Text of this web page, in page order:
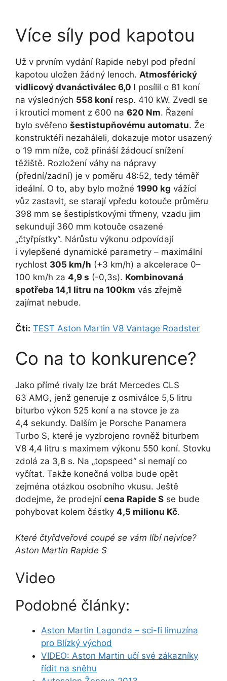
Více síly pod kapotou
Už v prvním vydání Rapide nebyl pod přední
kapotou uložen žádný lenoch. Atmosférický
vidlicový dvanáctiválec 6,0 l posílil o 81 koní
na výsledných 558 koní resp. 410 kW. Zvedl se
i krouticí moment z 600 na 620 Nm. Řazení
bylo svěřeno šestistupňovému automatu. Že
konstruktéři nezaháleli, dokazuje motor usazený
o 19 mm níže, což přináší žádoucí snížení
těžiště. Rozložení váhy na nápravy
(přední/zadní) je v poměru 48:52, tedy téměř
ideální. O to, aby bylo možné 1990 kg vážící
vůz zastavit, se starají vpředu kotouče průměru
398 mm se šestipístkovými třmeny, vzadu jim
sekundují 360 mm kotouče osazené
„čtyřpístky“. Nárůstu výkonu odpovídají
i vylepšené dynamické parametry – maximální
rychlost 305 km/h (+3 km/h) a akcelerace 0–
100 km/h za 4,9 s (-0,3s). Kombinovaná
spotřeba 14,1 litru na 100km vás zřejmě
zajímat nebude.
Čti: TEST Aston Martin V8 Vantage Roadster
Co na to konkurence?
Jako přímé rivaly lze brát Mercedes CLS
63 AMG, jenž generuje z osmiválce 5,5 litru
biturbo výkon 525 koní a na stovce je za
4,4 sekundy. Dalším je Porsche Panamera
Turbo S, které je vyzbrojeno rovněž biturbem
V8 4,4 litru s maximem výkonu 550 koní. Stovku
zdolá za 3,8 s. Na „topspeed“ si nemají co
vyčítat. Takže konečná volba bude opět
zejména otázkou osobního vkusu. Ještě
dodejme, že prodejní cena Rapide S se bude
pohybovat kolem částky 4,5 milionu Kč.
Které čtyřdveřové coupé se vám líbí nejvíce?
Aston Martin Rapide S
Video
Podobné články:
Aston Martin Lagonda – sci-fi limuzína
pro Blízký východ
VIDEO: Aston Martin učí své zákazníky
řídit na sněhu